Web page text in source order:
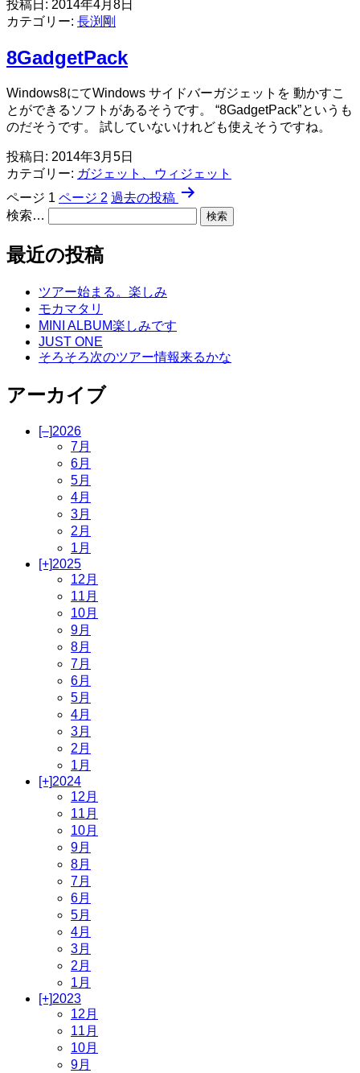
回
全
本
ル
コ
ン
ク
ト
手
道
選
手
大
会
投稿日: 2014年4月8日
カテゴリー: 長渕剛
8GadgetPack
Windows8にてWindows サイドバーガジェットを 動かすこ
とができるソフトがあるそうです。 “8GadgetPack”というも
のだそうです。 試していないけれども使えそうですね。
投稿日: 2014年3月5日
カテゴリー: ガジェット、ウィジェット
投
稿
の
ページ 1 ページ 2 過去の投稿
検索…
最近の投稿
ツアー始まる。楽しみ
モカマタリ
MINI ALBUM楽しみです
JUST ONE
そろそろ次のツアー情報来るかな
アーカイブ
[–]2026
7月
6月
5月
4月
3月
2月
1月
[+]2025
12月
11月
10月
9月
8月
7月
6月
5月
4月
3月
2月
1月
[+]2024
12月
11月
10月
9月
8月
7月
6月
5月
4月
3月
2月
1月
[+]2023
12月
11月
10月
9月